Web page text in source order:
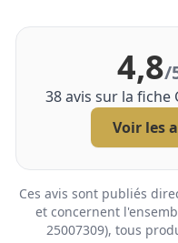
4,8/
38avis sur la fiche
Voir les
Ces avis sont publiés
et concernent
25007309), tous